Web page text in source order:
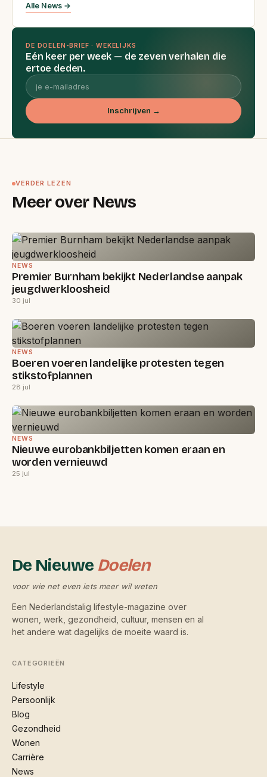
Alle News →
DE DOELEN-BRIEF · WEKELIJKS
Eén keer per week — de zeven verhalen die
ertoe deden.
Inschrijven →
VERDER LEZEN
Meer over News
NEWS
Premier Burnham bekijkt Nederlandse aanpak
jeugdwerkloosheid
30 jul
NEWS
Boeren voeren landelijke protesten tegen
stikstofplannen
28 jul
NEWS
Nieuwe eurobankbiljetten komen eraan en
worden vernieuwd
25 jul
De Nieuwe Doelen
voor wie net even iets meer wil weten
Een Nederlandstalig lifestyle-magazine over
wonen, werk, gezondheid, cultuur, mensen en al
het andere wat dagelijks de moeite waard is.
CATEGORIEËN
Lifestyle
Persoonlijk
Blog
Gezondheid
Wonen
Carrière
News